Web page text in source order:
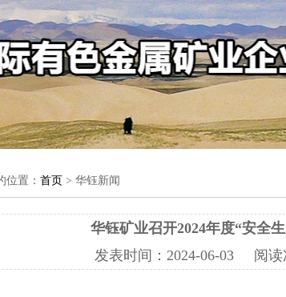
位置： 首页 > 华钰新闻
华钰矿业召开2024年度“安全
发表时间： 2024-06-03阅读